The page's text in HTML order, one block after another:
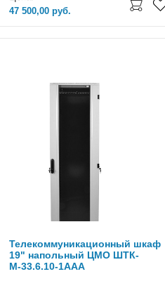
47 500,00 руб.
Телекоммуникационный шкаф
19" напольный ЦМО ШТК-
М-33.6.10-1ААА